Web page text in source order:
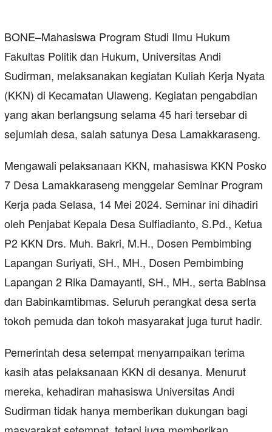
BONE–Mahasiswa Program Studi Ilmu Hukum
Fakultas Politik dan Hukum, Universitas Andi
Sudirman, melaksanakan kegiatan Kuliah Kerja Nyata
(KKN) di Kecamatan Ulaweng. Kegiatan pengabdian
yang akan berlangsung selama 45 hari tersebar di
sejumlah desa, salah satunya Desa Lamakkaraseng.
Mengawali pelaksanaan KKN, mahasiswa KKN Posko
7 Desa Lamakkaraseng menggelar Seminar Program
Kerja pada Selasa, 14 Mei 2024. Seminar ini dihadiri
oleh Penjabat Kepala Desa Sulfiadianto, S.Pd., Ketua
P2 KKN Drs. Muh. Bakri, M.H., Dosen Pembimbing
Lapangan Suriyati, SH., MH., Dosen Pembimbing
Lapangan 2 Rika Damayanti, SH., MH., serta Babinsa
dan Babinkamtibmas. Seluruh perangkat desa serta
tokoh pemuda dan tokoh masyarakat juga turut hadir.
Pemerintah desa setempat menyampaikan terima
kasih atas pelaksanaan KKN di desanya. Menurut
mereka, kehadiran mahasiswa Universitas Andi
Sudirman tidak hanya memberikan dukungan bagi